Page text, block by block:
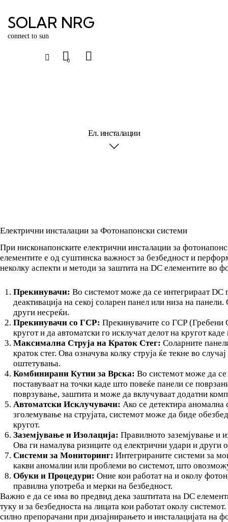
SOLAR NRG
connect to sun
0
Ел. инсталации
Електрични инсталации за Фотонапонски системи
При нисконапонските електрични инсталации за
елементите е од суштинска важност за безбедност и
неколку аспекти и методи за заштита на DC елементите во
Прекинувачи: Во системот може да се интегрираат
деактивација на секој соларен панел или низа на
други несреќи.
Прекинувачи со ГСР: Прекинувачите со ГСР (Гребени
кругот и да автоматски го исклучат делот на кругот
Максимална Струја на Краток Стег: Соларните
краток стег. Ова означува колку струја ќе текне во
оштетувања.
Комбинирани Кутии за Врска: Во системот може да се
поставуваат на точки каде што повеќе панели се
поврзување, заштита и може да вклучуваат додатни
Автоматски Исклучувачи: Ако се детектира аномална
зголемување на струјата, системот може да биде
кругот.
Заземјување и Изолација: Правилното заземјување и
Ова ги намалува ризиците од електрични удари и други
Системи за Мониторинг: Интегрираните системи за
какви аномалии или проблеми во системот, што
Обуки и Процедури: Оние кои работат на и околу
правилна употреба и мерки на безбедност.
Важно е да се има во предвид дека заштитата на DC
туку и за безбедноста на лицата кои работат околу
силно препорачани при дизајнирањето и инсталацијата на